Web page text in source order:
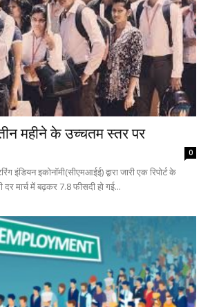
महीने के उच्चतम स्तर पर
0
इंडियन इकोनॉमी(सीएमआईई) द्वारा जारी एक रिपोर्ट के
दर मार्च में बढ़कर 7.8 फीसदी हो गई...